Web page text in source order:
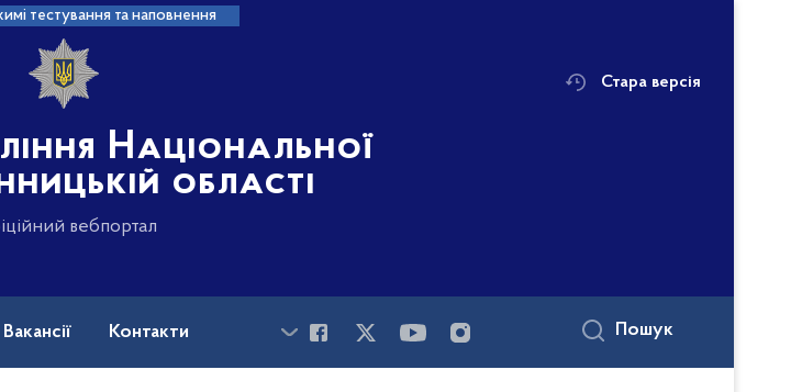
тестування та наповнення
Національної
області
вебпортал
Стара версія
Вакансії Контакти Пошук